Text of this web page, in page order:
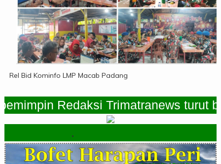
Rel Bid Kominfo LMP Macab Padang
Redaksi Trimatranews turut